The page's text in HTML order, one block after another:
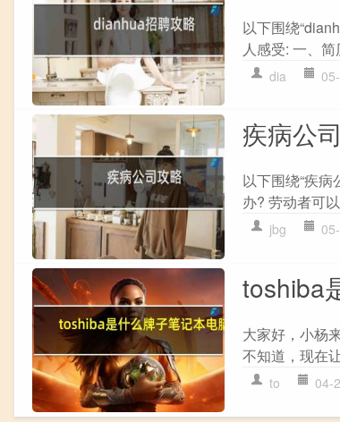
以下围绕
人感受: 一、
dia
疾病公
以下围绕“疾
办? 劳动者可
jbg
toshiba
大家好，小杨
不知道，现在
to 04-